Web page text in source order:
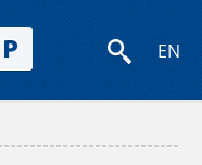
EN